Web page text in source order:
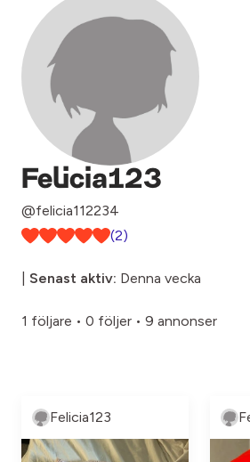
Felicia123
@felicia112234
(2)
Senast aktiv: Denna vecka
1 följare • 0 följer • 9 annonser
Felicia123